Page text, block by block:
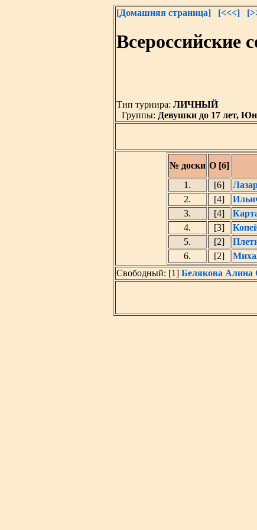
[Домашняя страница] [<<<]
Всероссийские
Тип турнира: ЛИЧНЫЙ
Группы: Девушки до 17 лет,
№ доски О [б]
1.
[6]
2.
[4]
3.
[4]
4.
[3]
5.
[2]
6.
[2]
Свободный: [1] Белякова Алина